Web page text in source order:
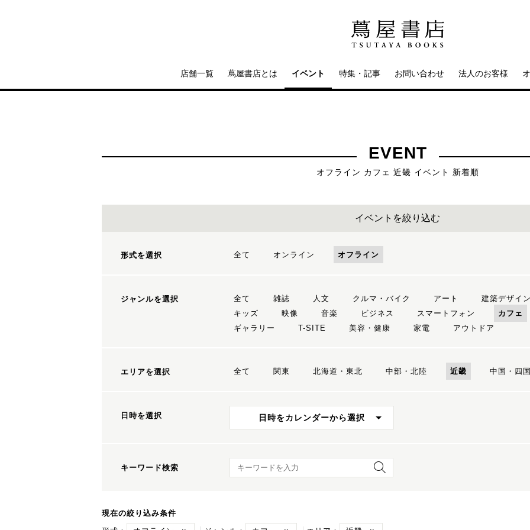
店舗一覧 蔦屋書店とは イベント 特集・記事 お問い合わせ 法人のお客様
EVENT
オフライン カフェ 近畿 イベント 新着順
イベントを絞り込む
形式を選択 全て オンライン オフライン
ジャンルを選択 全て 雑誌 人文 クルマ・バイク アート 建築デザイン
キッズ
映像 音楽 ビジネス スマートフォン カフェ
ギャラリー
T-SITE 美容・健康 家電 アウトドア
エリアを選択 全て 関東 北海道・東北 中部・北陸 近畿 中国・四国
日時を選択 日時をカレンダーから選択
キーワード検索 キーワード検索
現在の絞り込み条件